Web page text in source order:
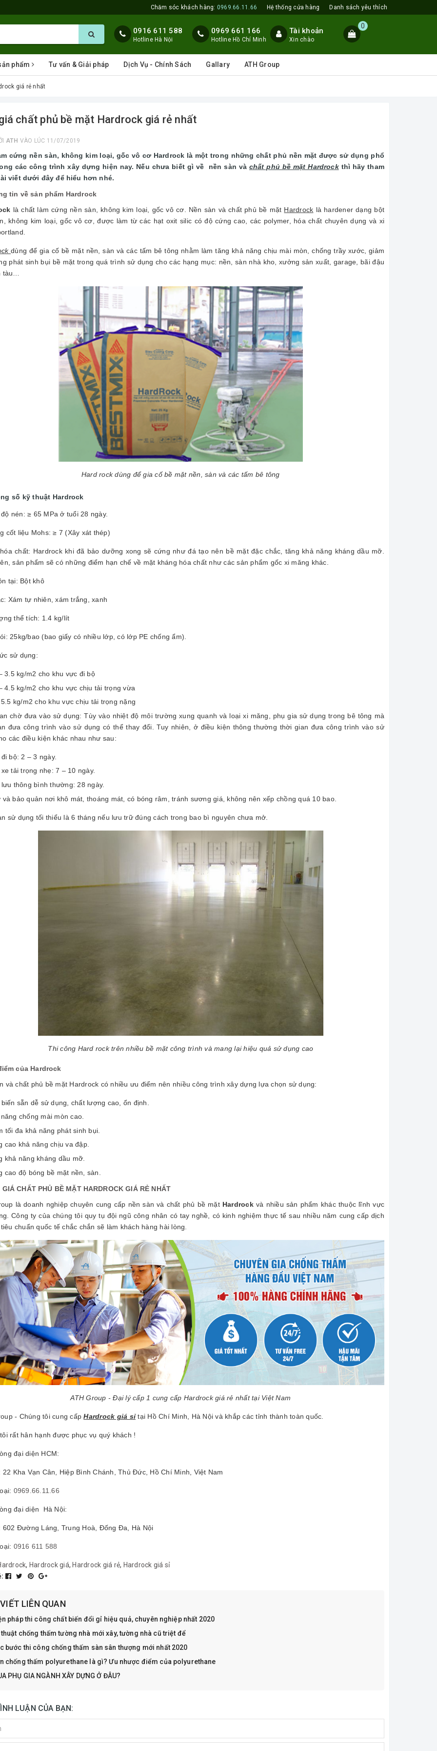
Chăm sóc khách hàng: 0969.66.11.66 Hệ thống cửa hàng Danh sách yêu thích
0916 611 588
Hotline Hà Nội
0969 661 166
Hotline Hồ Chí Minh
Tài khoản
Xin chào
0
phẩm Tư vấn & Giải pháp Dịch Vụ - Chính Sách Gallary ATH Group
giá rẻ nhất
chất phủ bề mặt Hardrock giá rẻ nhất
ATH VÀO LÚC 11/07/2019
cứng nền sàn, không kim loại, gốc vô cơ Hardrock là một trong những chất phủ nền mặt được sử dụng phổ
các công trình xây dựng hiện nay. Nếu chưa biết gì về nền sàn và chất phủ bề mặt Hardrockthì hãy tham
viết dưới đây để hiểu hơn nhé.
tin về sản phẩm Hardrock
là chất làm cứng nền sàn, không kim loại, gốc vô cơ. Nền sàn và chất phủ bề mặt Hardrock là hardener dạng bột
không kim loại, gốc vô cơ, được làm từ các hạt oxit silic có độ cứng cao, các polymer, hóa chất chuyên dụng và xi
dùng để gia cố bề mặt nền, sàn và các tấm bê tông nhằm làm tăng khả năng chịu mài mòn, chống trầy xước, giảm
phát sinh bụi bề mặt trong quá trình sử dụng cho các hạng mục: nền, sàn nhà kho, xưởng sản xuất, garage, bãi đậu
tàu…
Hard rock dùng để gia cố bề mặt nền, sàn và các tấm bê tông
số kỹ thuật Hardrock
nén: ≥ 65 MPa ở tuổi 28 ngày.
cốt liệu Mohs: ≥ 7 (Xây xát thép)
chất: Hardrock khi đã bảo dưỡng xong sẽ cứng như đá tạo nên bề mặt đặc chắc, tăng khả năng kháng dầu mỡ.
sản phẩm sẽ có những điểm hạn chế về mặt kháng hóa chất như các sản phẩm gốc xi măng khác.
tại: Bột khô
Xám tự nhiên, xám trắng, xanh
thể tích: 1.4 kg/lít
25kg/bao (bao giấy có nhiều lớp, có lớp PE chống ẩm).
sử dụng:
3.5 kg/m2 cho khu vực đi bộ
4.5 kg/m2 cho khu vực chịu tải trọng vừa
kg/m2 cho khu vực chịu tải trọng nặng
chờ đưa vào sử dụng: Tùy vào nhiệt độ môi trường xung quanh và loại xi măng, phụ gia sử dụng trong bê tông mà
đưa công trình vào sử dụng có thể thay đổi. Tuy nhiên, ở điều kiện thông thường thời gian đưa công trình vào sử
các điều kiện khác nhau như sau:
bộ: 2 – 3 ngày.
xe tải trọng nhẹ: 7 – 10 ngày.
lưu thông bình thường: 28 ngày.
và bảo quản nơi khô mát, thoáng mát, có bóng râm, tránh sương giá, không nên xếp chồng quá 10 bao.
sử dụng tối thiểu là 6 tháng nếu lưu trữ đúng cách trong bao bì nguyên chưa mở.
Thi công Hard rock trên nhiều bề mặt công trình và mang lại hiệu quả sử dụng cao
của Hardrock
và chất phủ bề mặt Hardrock có nhiều ưu điểm nên nhiều công trình xây dựng lựa chọn sử dụng:
biến sẵn dễ sử dụng, chất lượng cao, ổn định.
năng chống mài mòn cao.
tối đa khả năng phát sinh bụi.
cao khả năng chịu va đập.
khả năng kháng dầu mỡ.
cao độ bóng bề mặt nền, sàn.
GIÁ CHẤT PHỦ BỀ MẶT HARDROCK GIÁ RẺ NHẤT
là doanh nghiệp chuyên cung cấp nền sàn và chất phủ bề mặt Hardrockvà nhiều sản phẩm khác thuộc lĩnh vực
Công ty của chúng tôi quy tụ đội ngũ công nhân có tay nghề, có kinh nghiệm thực tế sau nhiều năm cung cấp dịch
chuẩn quốc tế chắc chắn sẽ làm khách hàng hài lòng.
ATH Group - Đại lý cấp 1 cung cấp Hardrock giá rẻ nhất tại Việt Nam
- Chúng tôi cung cấpHardrock giá sỉtại Hồ Chí Minh, Hà Nội và khắp các tỉnh thành toàn quốc.
rất hân hạnh được phục vụ quý khách !
đại diện HCM:
22 Kha Vạn Cân, Hiệp Bình Chánh, Thủ Đức, Hồ Chí Minh, Việt Nam
0969.66.11.66
đại diện Hà Nội:
602 Đường Láng, Trung Hoà, Đống Đa, Hà Nội
0916 611 588
, Hardrock giá, Hardrock giá rẻ, Hardrock giá sỉ
LIÊN QUAN
pháp thi công chất biến đổi gỉ hiệu quả, chuyên nghiệp nhất 2020
thuật chống thấm tường nhà mới xây, tường nhà cũ triệt để
bước thi công chống thấm sàn sân thượng mới nhất 2020
chống thấm polyurethane là gì? Ưu nhược điểm của polyurethane
PHỤ GIA NGÀNH XÂY DỰNG Ở ĐÂU?
LUẬN CỦA BẠN: